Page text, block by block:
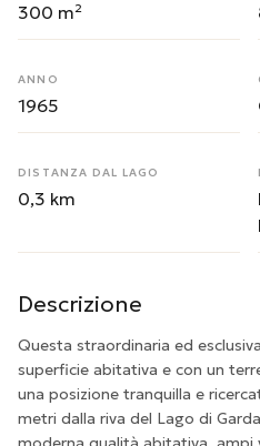
300 m²
ANNO
1965
DISTANZA DAL LAGO
0,3 km
Descrizione
Questa straordinaria ed
superficie abitativa e con un
una posizione tranquilla e
metri dalla riva del Lago di